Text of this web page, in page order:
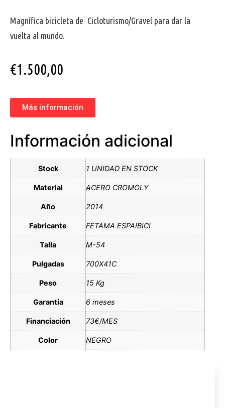
Magnífica bicicleta de Cicloturismo/Gravel para dar la
vuelta al mundo.
€1.500,00
Más información
Información adicional
Stock 1 UNIDAD EN STOCK
Material ACERO CROMOLY
Año 2014
Fabricante FETAMA ESPAIBICI
Talla M-54
Pulgadas 700X41C
Peso 15 Kg
Garantía 6 meses
Financiación 73€/MES
Color NEGRO